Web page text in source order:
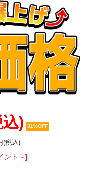
込) 31%OFF
(税込)
ント～]